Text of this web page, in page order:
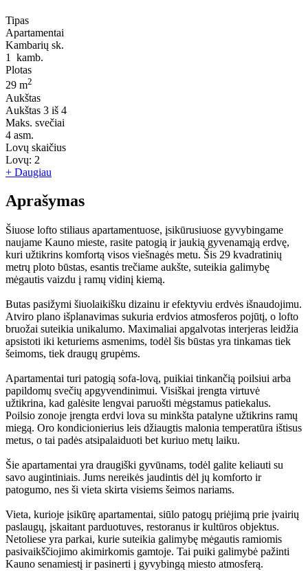
Tipas
Apartamentai
Kambarių sk.
1
kamb.
Plotas
29 m2
Aukštas
Aukštas 3 iš 4
Maks. svečiai
4 asm.
Lovų skaičius
Lovų: 2
+ Daugiau
Aprašymas
Šiuose lofto stiliaus apartamentuose, įsikūrusiuose gyvybingame
naujame Kauno mieste, rasite patogią ir jaukią gyvenamąją erdvę,
kuri užtikrins komfortą visos viešnagės metu. Šis 29 kvadratinių
metrų ploto būstas, esantis trečiame aukšte, suteikia galimybę
mėgautis vaizdu į ramų vidinį kiemą.
Butas pasižymi šiuolaikišku dizainu ir efektyviu erdvės išnaudojimu.
Atviro plano išplanavimas sukuria erdvios atmosferos pojūtį, o lofto
bruožai suteikia unikalumo. Maximaliai apgalvotas interjeras leidžia
apsistoti iki keturiems asmenims, todėl šis būstas yra tinkamas tiek
šeimoms, tiek draugų grupėms.
Apartamentai turi patogią sofa-lovą, puikiai tinkančią poilsiui arba
papildomų svečių apgyvendinimui. Visiškai įrengta virtuvė
užtikrina, kad galėsite lengvai paruošti mėgstamus patiekalus.
Poilsio zonoje įrengta erdvi lova su minkšta patalyne užtikrins ramų
miegą. Oro kondicionierius leis džiaugtis malonia temperatūra ištisus
metus, o tai padės atsipalaiduoti bet kuriuo metų laiku.
Šie apartamentai yra draugiški gyvūnams, todėl galite keliauti su
savo augintiniais. Jums nereikės jaudintis dėl jų komforto ir
patogumo, nes ši vieta skirta visiems šeimos nariams.
Vieta, kurioje įsikūrę apartamentai, siūlo patogų priėjimą prie įvairių
paslaugų, įskaitant parduotuves, restoranus ir kultūros objektus.
Netoliese yra parkai, kurie suteikia galimybę mėgautis ramiomis
pasivaikščiojimo akimirkomis gamtoje. Tai puiki galimybė pažinti
Kauno senamiestį ir pasinerti į gyvybingą miesto atmosferą.